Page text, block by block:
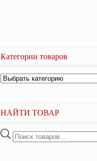
Категории товаров
НАЙТИ ТОВАР
Поиск